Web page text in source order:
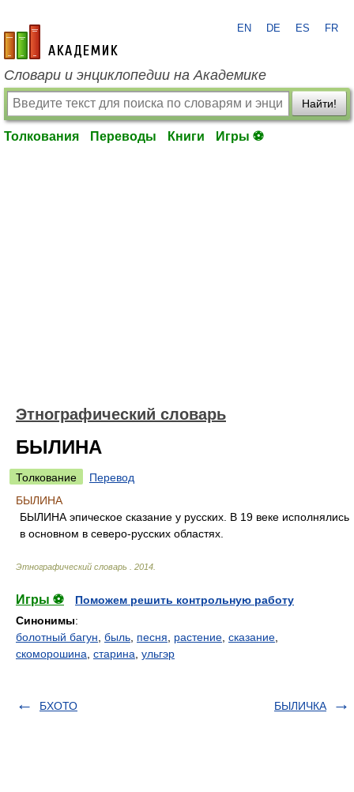
academic.ru
EN DE ES FR
Словари и энциклопедии на Академике
Найти!
Толкования Переводы Книги Игры ⚽
Этнографический словарь
БЫЛИНА
Толкование
Перевод
БЫЛИНА
БЫЛИНА эпическое сказание у русских. В 19 веке исполнялись
в основном в северо-русских областях.
Этнографический словарь 2014
Игры ⚽
Поможем решить контрольную работу
Синонимы:
болотный багун быль песня растение сказание
скоморошина старина ульгэр
БХОТО БЫЛИЧКА